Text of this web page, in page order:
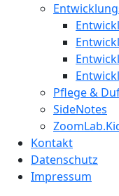
Pflege &
SideNotes
Kontakt
Datenschutz
Impressum